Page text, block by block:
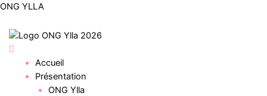
Aller
contenu
ONG YLLA
Menu
Accueil
Présentation
ONG Ylla